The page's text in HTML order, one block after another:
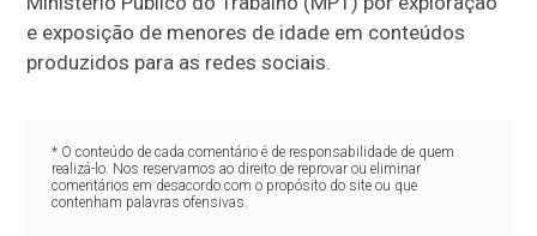
e exposição de menores de idade em conteúdos
produzidos para as redes sociais.
* O conteúdo de cada comentário é de responsabilidade de quem
realizá-lo. Nos reservamos ao direito de reprovar ou eliminar
comentários em desacordo com o propósito do site ou que
contenham palavras ofensivas.